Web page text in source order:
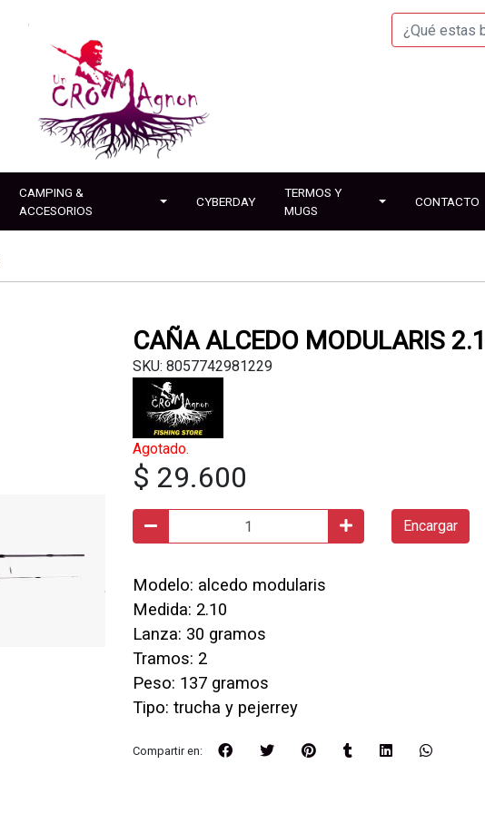
CAMPING &
ACCESORIOS
CYBERDAY
TERMOS Y
MUGS
CONTACTO
CAÑA ALCEDO MODULARIS
SKU: 8057742981229
Agotado.
$ 29.600
Encargar
Modelo: alcedo modularis
Medida: 2.10
Lanza: 30 gramos
Tramos: 2
Peso: 137 gramos
Tipo: trucha y pejerrey
Compartir en: